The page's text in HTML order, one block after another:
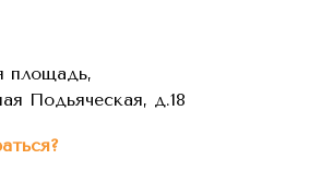
площадь,
Подьяческая, д.18